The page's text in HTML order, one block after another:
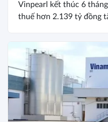
Vinpearl kết thúc 6
thuế hơn 2.139 tỷ đồng